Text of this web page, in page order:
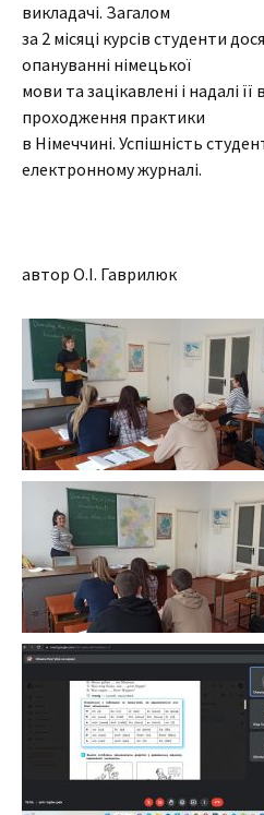
викладачі. Загалом
за 2 місяці курсів студенти
опануванні німецької
мови та зацікавлені і надалі
проходження практики
в Німеччині. Успішність
електронному журналі.
автор О.І. Гаврилюк